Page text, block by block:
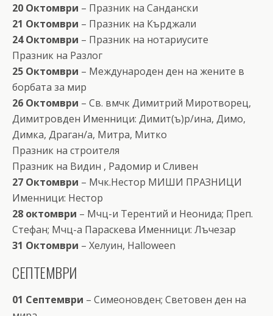
20 Октомври – Празник на Сандански
21 Октомври – Празник на Кърджали
24 Октомври – Празник на нотариусите
Празник на Разлог
25 Октомври – Международен ден на жените в
борбата за мир
26 Октомври – Св. вмчк Димитрий Миротворец,
Димитровден Именници: Димит(ъ)р/ина, Димо,
Димка, Драган/а, Митра, Митко
Празник на строителя
Празник на Видин , Радомир и Сливен
27 Октомври – Мчк.Нестор МИШИ ПРАЗНИЦИ
Именници: Нестор
28 октомври – Мчц-и Терентий и Неонида; Преп.
Стефан; Мчц-а Параскева Именници: Лъчезар
31 Октомври – Хелуин, Halloween
СЕПТЕМВРИ
01 Септември – Симеоновден; Световен ден на